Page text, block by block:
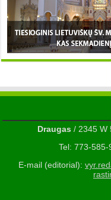
Draugas/ 2345 W
Tel: 773-
E-mail (editorial):